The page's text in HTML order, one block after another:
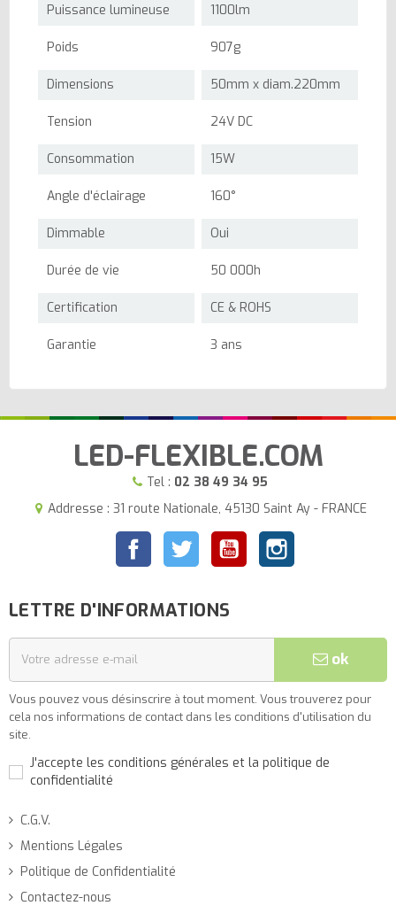
Puissance lumineuse 1100lm
Poids 907g
Dimensions 50mm x diam.220mm
Tension 24V DC
Consommation 15W
Angle d'éclairage 160°
Dimmable Oui
Durée de vie 50 000h
Certification CE & ROHS
Garantie 3 ans
LED-FLEXIBLE.COM
Tel : 02 38 49 34 95
Addresse : 31 route Nationale, 45130 Saint Ay - FRANCE
FacebookTwitter YouTubeInstagram
LETTRE D'INFORMATIONS
ok
Vous pouvez vous désinscrire à tout moment. Vous trouverez pour
cela nos informations de contact dans les conditions d'utilisation du
site.
J'accepte les conditions générales et la politique de
confidentialité
C.G.V.
Mentions Légales
Politique de Confidentialité
Contactez-nous